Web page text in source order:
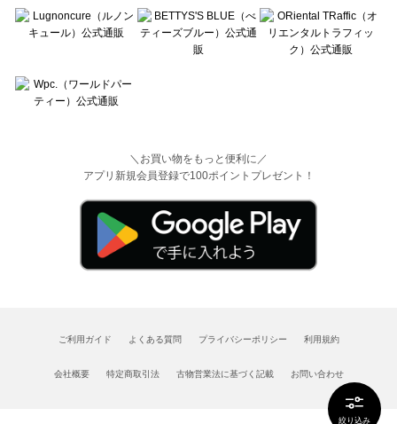
絞り込み
＼お買い物をもっと便利に／
アプリ新規会員登録で100ポイントプレゼント！
ご利用ガイド よくある質問 プライバシーポリシー 利用規約
会社概要 特定商取引法 古物営業法に基づく記載 お問い合わせ